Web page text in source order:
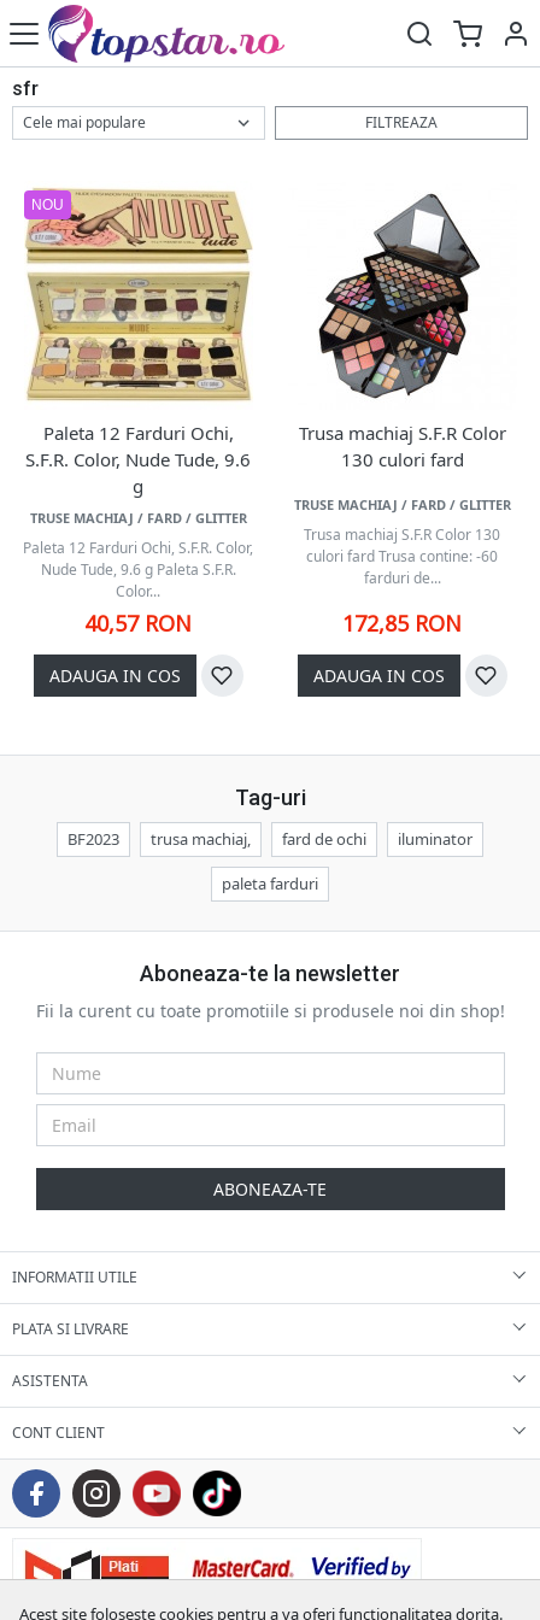
Acest site foloseste cookies pentru a va oferi functionalitatea dorita.
sfr
FILTREAZA
NOU
Paleta 12 Farduri Ochi,
S.F.R. Color, Nude Tude, 9.6
g
TRUSE MACHIAJ / FARD / GLITTER
Paleta 12 Farduri Ochi, S.F.R. Color,
Nude Tude, 9.6 g Paleta S.F.R.
Color...
40,57 RON
ADAUGA IN COS
Trusa machiaj S.F.R Color
130 culori fard
TRUSE MACHIAJ / FARD / GLITTER
Trusa machiaj S.F.R Color 130
culori fard Trusa contine: -60
farduri de...
172,85 RON
ADAUGA IN COS
Tag-uri
BF2023 trusa machiaj, fard de ochi iluminator
paleta farduri
Aboneaza-te la newsletter
Fii la curent cu toate promotiile si produsele noi din shop!
ABONEAZA-TE
INFORMATII UTILE
PLATA SI LIVRARE
ASISTENTA
CONT CLIENT